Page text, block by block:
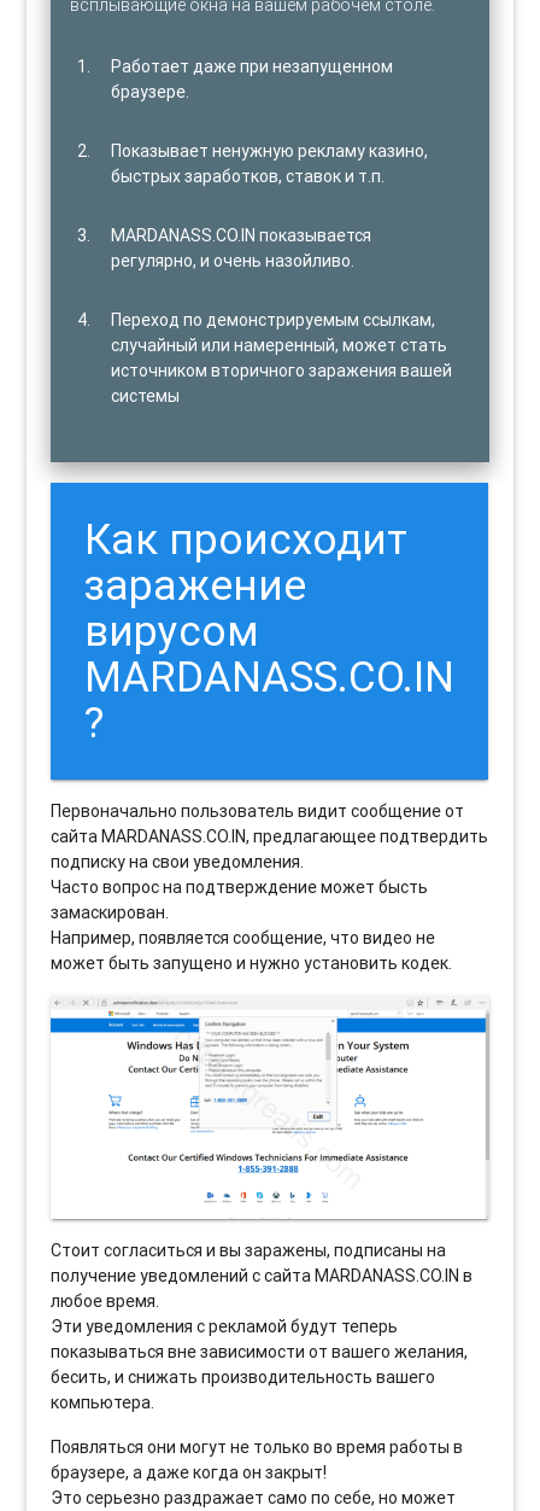
Работает даже при незапущенном
браузере.
Показывает ненужную рекламу казино,
быстрых заработков, ставок и т.п.
MARDANASS.CO.IN показывается
регулярно, и очень назойливо.
Переход по демонстрируемым ссылкам,
случайный или намеренный, может стать
источником вторичного заражения вашей
системы
Как происходит
заражение
вирусом
MARDANASS.CO.IN
?
Первоначально пользователь видит сообщение от
сайта MARDANASS.CO.IN, предлагающее подтвердить
подписку на свои уведомления.
Часто вопрос на подтверждение может бысть
замаскирован.
Например, появляется сообщение, что видео не
может быть запущено и нужно установить кодек.
Стоит согласиться и вы заражены, подписаны на
получение уведомлений с сайта MARDANASS.CO.IN в
любое время.
Эти уведомления с рекламой будут теперь
показываться вне зависимости от вашего желания,
бесить, и снижать производительность вашего
компьютера.
Появляться они могут не только во время работы в
браузере, а даже когда он закрыт!
Это серьезно раздражает само по себе, но может